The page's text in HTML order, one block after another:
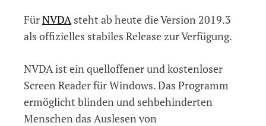
2019.3
veröffentlicht
FürNVDA steht ab heute die Version 2019.3
als offizielles stabiles Release zur Verfügung.
NVDA ist ein quelloffener und kostenloser
Screen Reader für Windows. Das Programm
ermöglicht blinden und sehbehinderten
Menschen das Auslesen von